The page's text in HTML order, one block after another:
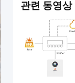
관련 동영상